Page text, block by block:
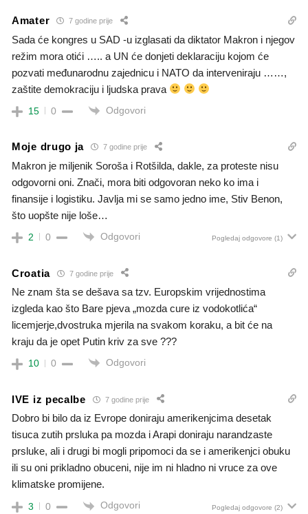
Amater 7 godine prije
Sada će kongres u SAD -u izglasati da diktator Makron i njegov
režim mora otići ….. a UN će donjeti deklaraciju kojom će
pozvati međunarodnu zajednicu i NATO da interveniraju ……,
zaštite demokraciju i ljudska prava
15 0 Odgovori
Moje drugo ja 7 godine prije
Makron je miljenik Soroša i Rotšilda, dakle, za proteste nisu
odgovorni oni. Znači, mora biti odgovoran neko ko ima i
finansije i logistiku. Javlja mi se samo jedno ime, Stiv Benon,
što uopšte nije loše…
2 0 Odgovori Pogledaj odgovore (1)
Croatia 7 godine prije
Ne znam šta se dešava sa tzv. Europskim vrijednostima
izgleda kao što Bare pjeva „mozda cure iz vodokotlića“
licemjerje,dvostruka mjerila na svakom koraku, a bit će na
kraju da je opet Putin kriv za sve ???
10 0 Odgovori
IVE iz pecalbe 7 godine prije
Dobro bi bilo da iz Evrope doniraju amerikenjcima desetak
tisuca zutih prsluka pa mozda i Arapi doniraju narandzaste
prsluke, ali i drugi bi mogli pripomoci da se i amerikenjci obuku
ili su oni prikladno obuceni, nije im ni hladno ni vruce za ove
klimatske promijene.
3 0 Odgovori Pogledaj odgovore (2)